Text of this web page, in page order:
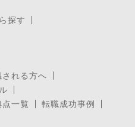
探す
れる方へ
点一覧
転職成功事例